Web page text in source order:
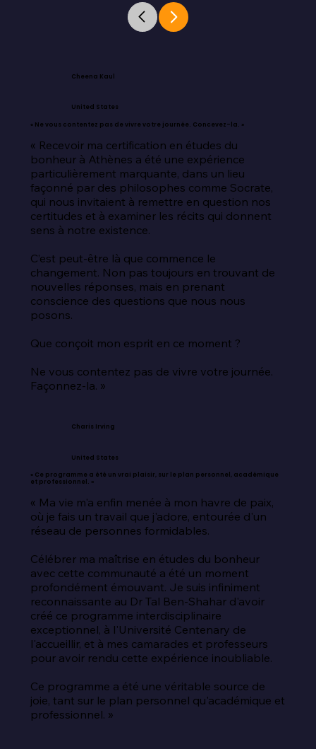
Cheena Kaul
United States
« Ne vous contentez pas de vivre votre journée. Concevez-la. »
« Recevoir ma certification en études du
bonheur à Athènes a été une expérience
particulièrement marquante, dans un lieu
façonné par des philosophes comme Socrate,
qui nous invitaient à remettre en question nos
certitudes et à examiner les récits qui donnent
sens à notre existence.
C’est peut-être là que commence le
changement. Non pas toujours en trouvant de
nouvelles réponses, mais en prenant
conscience des questions que nous nous
posons.
Que conçoit mon esprit en ce moment ?
Ne vous contentez pas de vivre votre journée.
Façonnez-la. »
Charis Irving
United States
« Ce programme a été un vrai plaisir, sur le plan personnel, académique
et professionnel. »
« Ma vie m'a enfin menée à mon havre de paix,
où je fais un travail que j'adore, entourée d'un
réseau de personnes formidables.
Célébrer ma maîtrise en études du bonheur
avec cette communauté a été un moment
profondément émouvant. Je suis infiniment
reconnaissante au Dr Tal Ben-Shahar d'avoir
créé ce programme interdisciplinaire
exceptionnel, à l'Université Centenary de
l'accueillir, et à mes camarades et professeurs
pour avoir rendu cette expérience inoubliable.
Ce programme a été une véritable source de
joie, tant sur le plan personnel qu'académique et
professionnel. »